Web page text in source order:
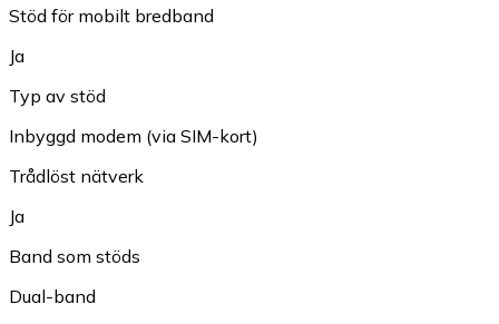
Stöd för mobilt bredband
Ja
Typ av stöd
Inbyggd modem (via SIM-kort)
Trådlöst nätverk
Ja
Band som stöds
Dual-band